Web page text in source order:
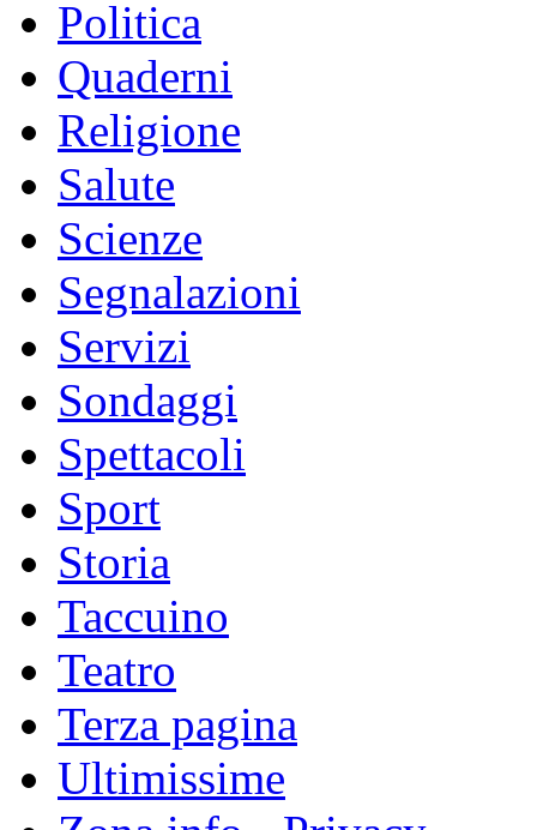
Politica
Quaderni
Religione
Salute
Scienze
Segnalazioni
Servizi
Sondaggi
Spettacoli
Sport
Storia
Taccuino
Teatro
Terza pagina
Ultimissime